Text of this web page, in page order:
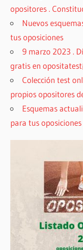
opositores .
Nuevos
tus oposiciones
9 marzo 2023 .
gratis en opositatest¡
Colección test
propios opositores
Esquemas
para tus oposiciones